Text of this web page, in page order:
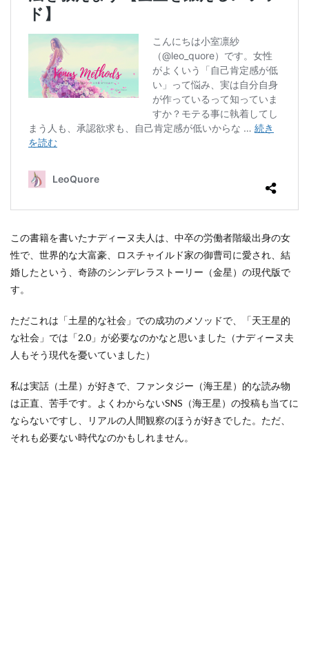
この書籍を書いたナディーヌ夫人は、中卒の労働者階級出身の女
性で、世界的な大富豪、ロスチャイルド家の御曹司に愛され、結
婚したという、奇跡のシンデレラストーリー（金星）の現代版で
す。
ただこれは「土星的な社会」での成功のメソッドで、「天王星的
な社会」では「2.0」が必要なのかなと思いました（ナディーヌ夫
人もそう現代を憂いていました）
私は実話（土星）が好きで、ファンタジー（海王星）的な読み物
は正直、苦手です。よくわからないSNS（海王星）の投稿も当てに
ならないですし、リアルの人間観察のほうが好きでした。ただ、
それも必要ない時代なのかもしれません。